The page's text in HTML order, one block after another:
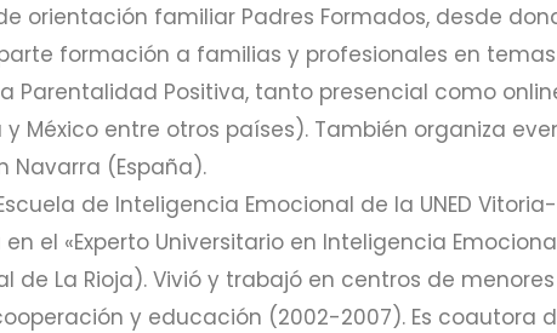
orientación familiar Padres Formados, desde
formación a familias y profesionales en
Parentalidad Positiva, tanto presencial como
México entre otros países). También organiza
Navarra (España).
de Inteligencia Emocional de la UNED
en el «Experto Universitario en Inteligencia
de La Rioja). Vivió y trabajó en centros de
y educación (2002-2007). Es coautora